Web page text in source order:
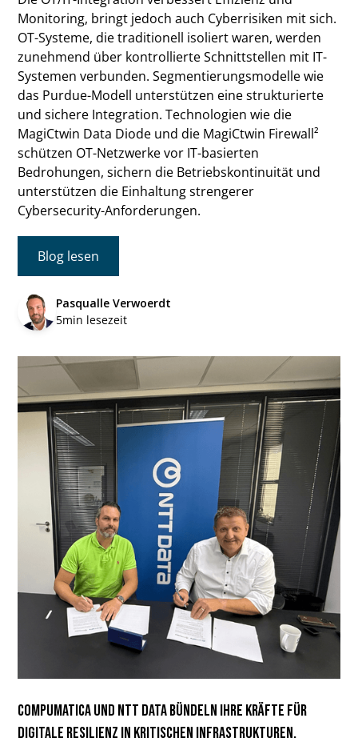
Monitoring, bringt jedoch auch Cyberrisiken mit sich.
OT-Systeme, die traditionell isoliert waren, werden
zunehmend über kontrollierte Schnittstellen mit IT-
Systemen verbunden. Segmentierungsmodelle wie
das Purdue-Modell unterstützen eine strukturierte
und sichere Integration. Technologien wie die
MagiCtwin Data Diode und die MagiCtwin Firewall²
schützen OT-Netzwerke vor IT-basierten
Bedrohungen, sichern die Betriebs­kontinuität und
unterstützen die Einhaltung strengerer
Cybersecurity-Anforderungen.
Blog lesen
Pasqualle Verwoerdt
5min lesezeit
Compumatica und NTT DATA bündeln ihre Kräfte für
digitale Resilienz in kritischen Infrastrukturen.